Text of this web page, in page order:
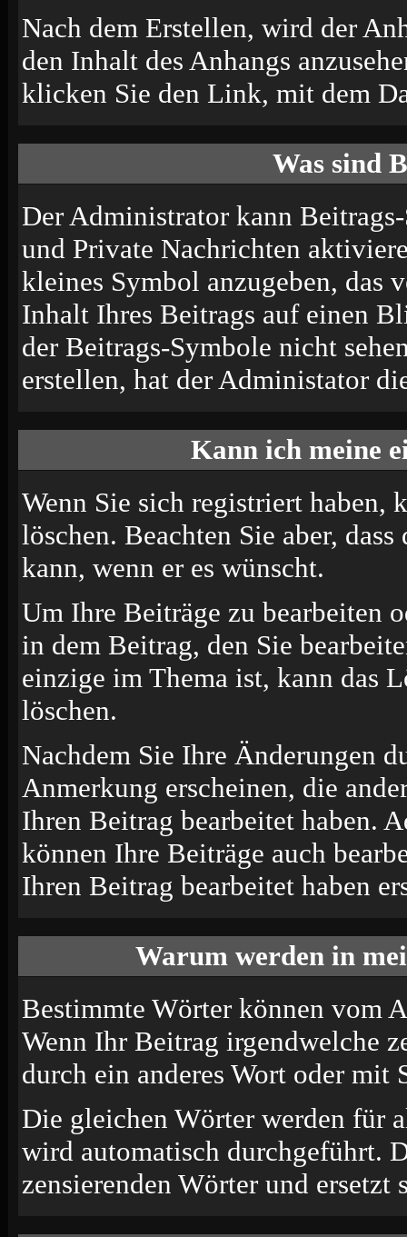
Nach dem Erstellen, wird der
den Inhalt des Anhangs
klicken Sie den Link, mit dem
Was sind
Der Administrator kann
und Private Nachrichten
kleines Symbol anzugeben, das
Inhalt Ihres Beitrags auf einen
der Beitrags-Symbole nicht
erstellen, hat der Administator
Kann ich meine
Wenn Sie sich registriert haben,
löschen. Beachten Sie aber,
kann, wenn er es wünscht.
Um Ihre Beiträge zu bearbeiten
in dem Beitrag, den Sie
einzige im Thema ist, kann das
löschen.
Nachdem Sie Ihre Änderungen
Anmerkung erscheinen, die
Ihren Beitrag bearbeitet haben.
können Ihre Beiträge auch
Ihren Beitrag bearbeitet haben
Warum werden in
Bestimmte Wörter können vom
Wenn Ihr Beitrag irgendwelche
durch ein anderes Wort oder mit
Die gleichen Wörter werden für
wird automatisch durchgeführt.
zensierenden Wörter und ersetzt